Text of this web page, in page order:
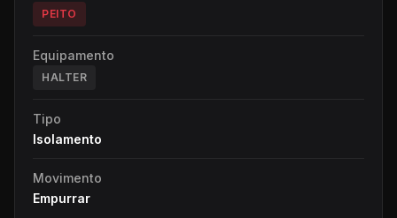
PEITO
Equipamento
HALTER
Tipo
Isolamento
Movimento
Empurrar